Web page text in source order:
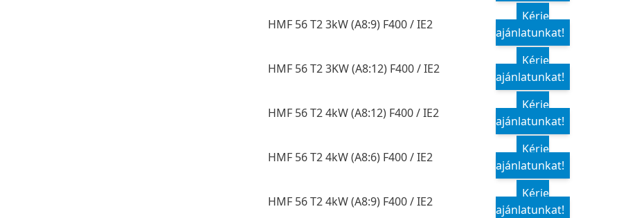
HMF 56 T2 3kW (A8:9) F400 / IE2
Kérje
ajánlatunkat!
HMF 56 T2 3KW (A8:12) F400 / IE2
Kérje
ajánlatunkat!
HMF 56 T2 4kW (A8:12) F400 / IE2
Kérje
ajánlatunkat!
HMF 56 T2 4kW (A8:6) F400 / IE2
Kérje
ajánlatunkat!
HMF 56 T2 4kW (A8:9) F400 / IE2
Kérje
ajánlatunkat!